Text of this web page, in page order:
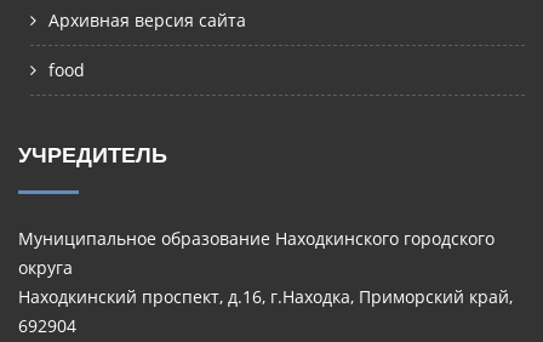
Архивная версия сайта
food
УЧРЕДИТЕЛЬ
Муниципальное образование Находкинского городского
округа
Находкинский проспект, д.16, г.Находка, Приморский край,
692904